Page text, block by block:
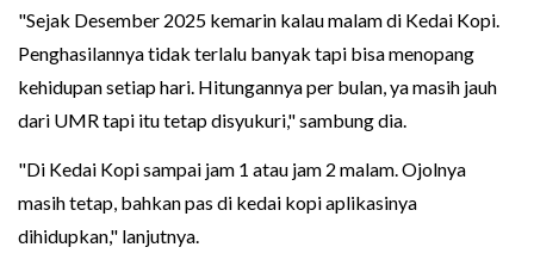
"Sejak Desember 2025 kemarin kalau malam di Kedai Kopi.
Penghasilannya tidak terlalu banyak tapi bisa menopang
kehidupan setiap hari. Hitungannya per bulan, ya masih jauh
dari UMR tapi itu tetap disyukuri," sambung dia.
"Di Kedai Kopi sampai jam 1 atau jam 2 malam. Ojolnya
masih tetap, bahkan pas di kedai kopi aplikasinya
dihidupkan," lanjutnya.